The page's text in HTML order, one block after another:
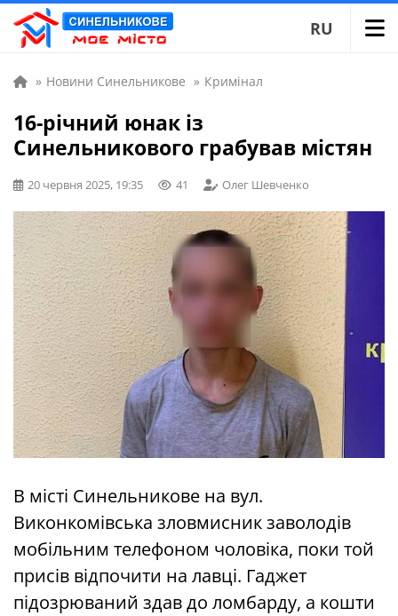
RU
» Новини Синельникове » Кримінал
16-річний юнак із
Синельникового грабував містян
20 червня 2025, 19:35 41 Олег Шевченко
В місті Синельникове на вул.
Виконкомівська зловмисник заволодів
мобільним телефоном чоловіка, поки той
присів відпочити на лавці. Гаджет
підозрюваний здав до ломбарду, а кошти